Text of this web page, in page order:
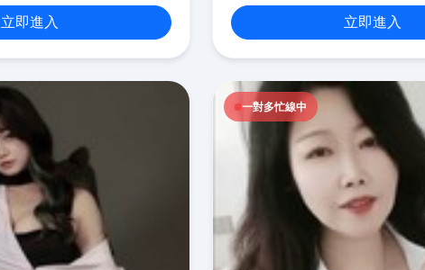
立即進入 立即進入
一對多忙線中